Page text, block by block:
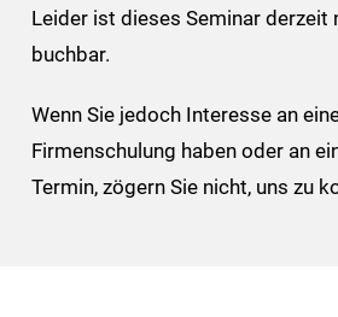
Leider ist dieses Seminar derzeit
buchbar.
Wenn Sie jedoch Interesse an
Firmenschulung haben oder an
Termin, zögern Sie nicht, uns zu